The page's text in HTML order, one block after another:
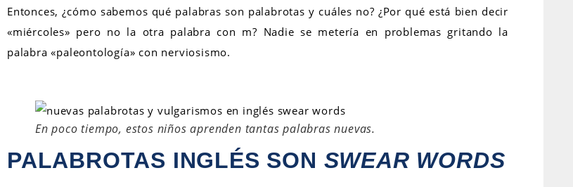
Entonces, ¿cómo sabemos qué palabras son palabrotas y cuáles no? ¿Por qué está bien decir
«miércoles» pero no la otra palabra con m? Nadie se metería en problemas gritando la
palabra «paleontología» con nerviosismo.
En poco tiempo, estos niños aprenden tantas palabras nuevas.
PALABROTAS INGLÉS SON SWEAR WORDS